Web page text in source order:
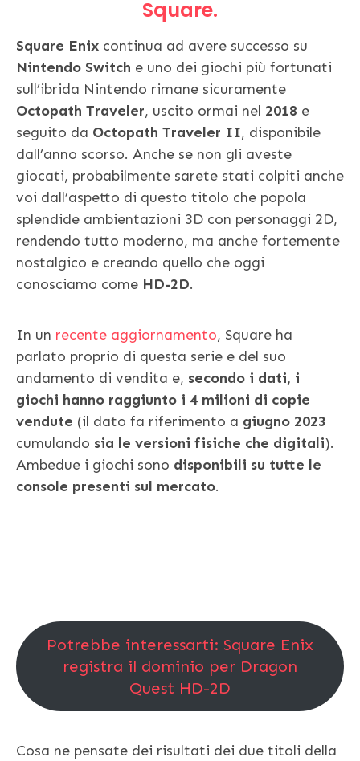
Square.
Square Enix continua ad avere successo su
Nintendo Switch e uno dei giochi più fortunati
sull’ibrida Nintendo rimane sicuramente
Octopath Traveler, uscito ormai nel 2018 e
seguito da Octopath Traveler II, disponibile
dall’anno scorso. Anche se non gli aveste
giocati, probabilmente sarete stati colpiti anche
voi dall’aspetto di questo titolo che popola
splendide ambientazioni 3D con personaggi 2D,
rendendo tutto moderno, ma anche fortemente
nostalgico e creando quello che oggi
conosciamo come HD-2D.
In un recente aggiornamento, Square ha
parlato proprio di questa serie e del suo
andamento di vendita e, secondo i dati, i
giochi hanno raggiunto i 4 milioni di copie
vendute (il dato fa riferimento a giugno 2023
cumulando sia le versioni fisiche che digitali).
Ambedue i giochi sono disponibili su tutte le
console presenti sul mercato.
Potrebbe interessarti: Square Enix
registra il dominio per Dragon
Quest HD-2D
Cosa ne pensate dei risultati dei due titoli della